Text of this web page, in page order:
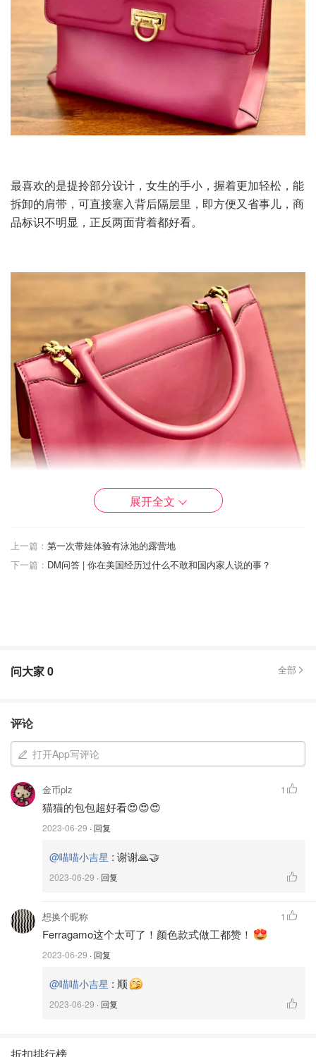
最喜欢的是提拎部分设计，女生的手小，握着更加轻松，能
拆卸的肩带，可直接塞入背后隔层里，即方便又省事儿，商
品标识不明显，正反两面背着都好看。
挎，纤细的身材，最高边缘到上腹部位置，拿取东西超级轻
松，前部有一个宽隔层，里面三个紧贴隔层。
这款 Salvatore Ferragamo 中型包，适于多种场合使用，新
展开全文
上一篇： 第一次带娃体验有泳池的露营地
下一篇： DM问答 | 你在美国经历过什么不敢和国内家人说的事？
问大家0 全部
评论
打开App写评论
金币plz
猫猫的包包超好看😍😍😍
2023-06-29 · 回复
1
@喵喵小吉星 : 谢谢🙏🤝
2023-06-29 · 回复
想换个昵称
Ferragamo这个太可了！颜色款式做工都赞！
2023-06-29 · 回复
1
@喵喵小吉星 : 顺
2023-06-29 · 回复